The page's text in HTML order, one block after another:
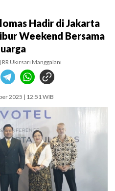
Hadir di Jakarta
Weekend Bersama
Ukirsari Manggalani
2025 | 12:51 WIB